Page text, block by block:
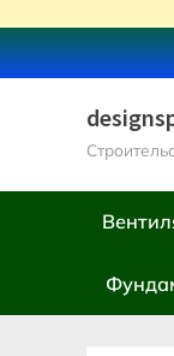
Skip
to